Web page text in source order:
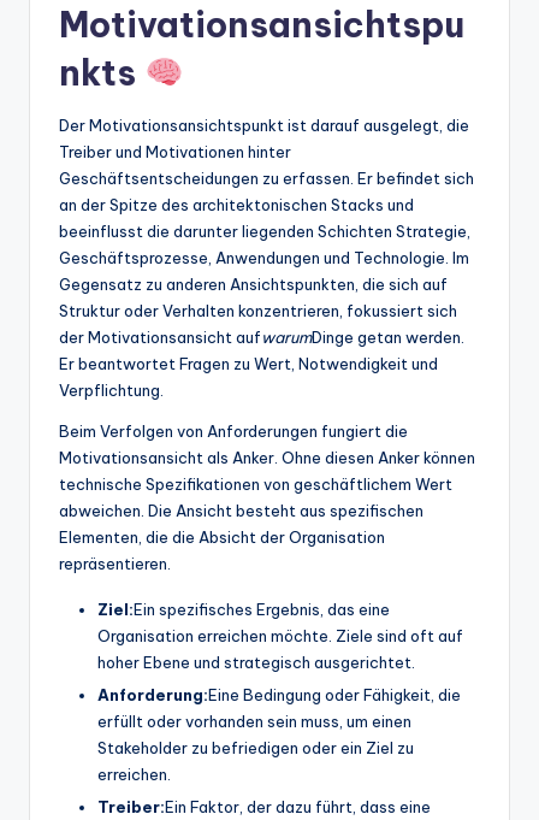
Motivationsansichtspu
nkts
Der Motivationsansichtspunkt ist darauf ausgelegt, die
Treiber und Motivationen hinter
Geschäftsentscheidungen zu erfassen. Er befindet sich
an der Spitze des architektonischen Stacks und
beeinflusst die darunter liegenden Schichten Strategie,
Geschäftsprozesse, Anwendungen und Technologie. Im
Gegensatz zu anderen Ansichtspunkten, die sich auf
Struktur oder Verhalten konzentrieren, fokussiert sich
der Motivationsansicht aufwarumDinge getan werden.
Er beantwortet Fragen zu Wert, Notwendigkeit und
Verpflichtung.
Beim Verfolgen von Anforderungen fungiert die
Motivationsansicht als Anker. Ohne diesen Anker können
technische Spezifikationen von geschäftlichem Wert
abweichen. Die Ansicht besteht aus spezifischen
Elementen, die die Absicht der Organisation
repräsentieren.
Ziel:Ein spezifisches Ergebnis, das eine
Organisation erreichen möchte. Ziele sind oft auf
hoher Ebene und strategisch ausgerichtet.
Anforderung:Eine Bedingung oder Fähigkeit, die
erfüllt oder vorhanden sein muss, um einen
Stakeholder zu befriedigen oder ein Ziel zu
erreichen.
Treiber:Ein Faktor, der dazu führt, dass eine